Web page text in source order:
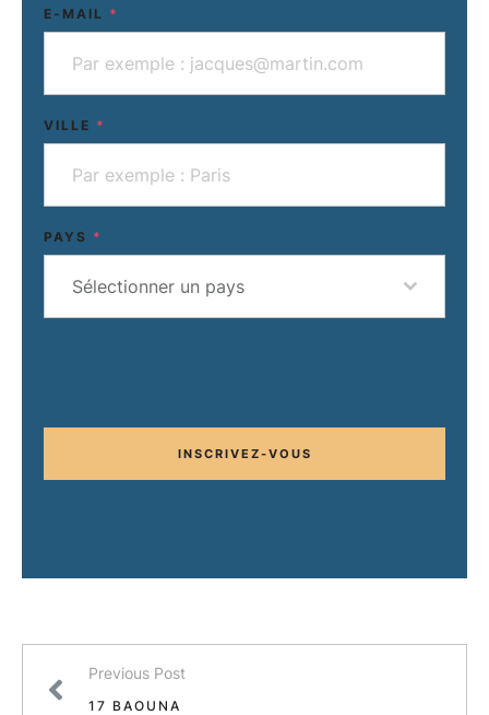
E-MAIL *
VILLE *
PAYS *
Sélectionner un pays
INSCRIVEZ-VOUS
Previous Post
17 BAOUNA